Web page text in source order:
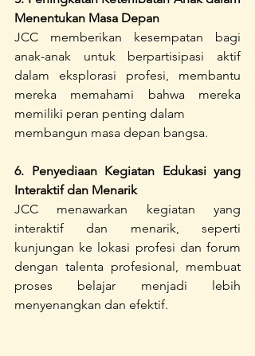
Menentukan Masa Depan
JCC memberikan kesempatan bagi
anak-anak untuk berpartisipasi aktif
dalam eksplorasi profesi, membantu
mereka memahami bahwa mereka
memiliki peran penting dalam
membangun masa depan bangsa.
6. Penyediaan Kegiatan Edukasi yang
Interaktif dan Menarik
JCC menawarkan kegiatan yang
interaktif dan menarik, seperti
kunjungan ke lokasi profesi dan forum
dengan talenta profesional, membuat
proses belajar menjadi lebih
menyenangkan dan efektif.